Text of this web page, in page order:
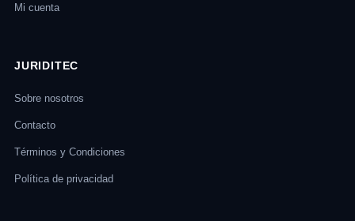
Mi cuenta
JURIDITEC
Sobre nosotros
Contacto
Términos y Condiciones
Política de privacidad